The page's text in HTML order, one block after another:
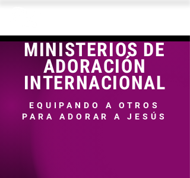
MINISTERIOS DE
ADORACIÓN
INTERNACIONAL
EQUIPANDO A OTROS
PARA ADORAR A JESÚS